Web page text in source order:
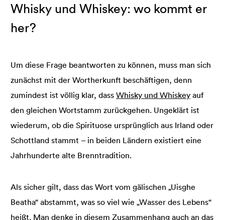
Whisky und Whiskey: wo kommt er
her?
Um diese Frage beantworten zu können, muss man sich
zunächst mit der Wortherkunft beschäftigen, denn
zumindest ist völlig klar, dass Whisky und Whiskey auf
den gleichen Wortstamm zurückgehen. Ungeklärt ist
wiederum, ob die Spirituose ursprünglich aus Irland oder
Schottland stammt – in beiden Ländern existiert eine
Jahrhunderte alte Brenntradition.
Als sicher gilt, dass das Wort vom gälischen „Uisghe
Beatha“ abstammt, was so viel wie „Wasser des Lebens“
heißt. Man denke in diesem Zusammenhang auch an das